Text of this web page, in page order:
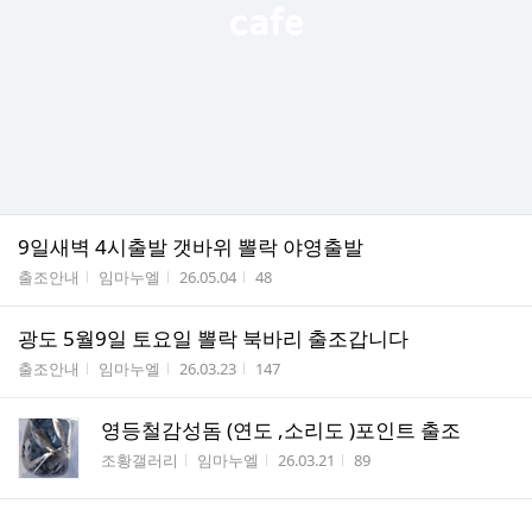
9일새벽 4시출발 갯바위 뽈락 야영출발
게시판명
출조안내 작성자
임마누엘 작성시간
26.05.04 조회수
48
광도 5월9일 토요일 뽈락 북바리 출조갑니다
게시판명
출조안내 작성자
임마누엘 작성시간
26.03.23 조회수
147
영등철감성돔 (연도 ,소리도 )포인트 출조
게시판명
조황갤러리 작성자
임마누엘 작성시간
26.03.21 조회수
89